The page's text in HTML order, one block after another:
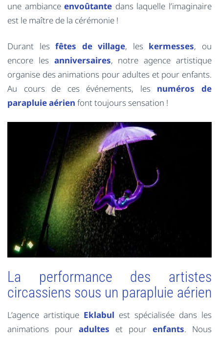
une ambianceenvoûtante dans laquelle l’imaginaire
est le maître de la cérémonie !
Durant lesfêtes de village, les kermesses, ou
encore les anniversaires, notre agence artistique
organise des animations pour adultes et pour enfants.
Au cours de ces événements, les numéros de
parapluie aérien font toujours sensation !
La performance des artistes
circassiens sous un parapluie aérien
L’agence artistique Eklabul est spécialisée dans les
animations pour adultes et pour enfants. Nous